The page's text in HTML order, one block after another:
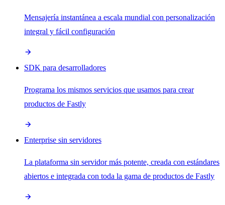
Mensajería instantánea a escala mundial con personalización
integral y fácil configuración
SDK para desarrolladores
Programa los mismos servicios que usamos para crear
productos de Fastly
Enterprise sin servidores
La plataforma sin servidor más potente, creada con estándares
abiertos e integrada con toda la gama de productos de Fastly